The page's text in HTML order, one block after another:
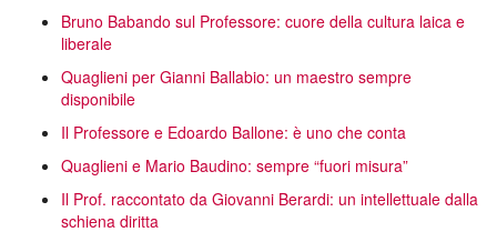
Bruno Babando sul Professore: cuore della cultura laica e
liberale
Quaglieni per Gianni Ballabio: un maestro sempre
disponibile
Il Professore e Edoardo Ballone: è uno che conta
Quaglieni e Mario Baudino: sempre “fuori misura”
Il Prof. raccontato da Giovanni Berardi: un intellettuale dalla
schiena diritta